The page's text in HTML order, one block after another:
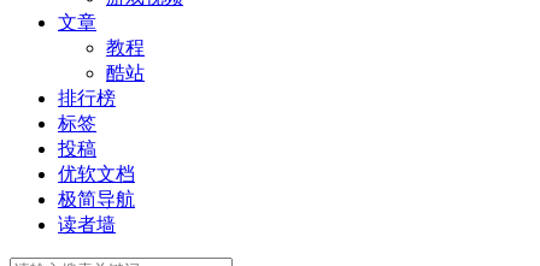
文章
教程
酷站
排行榜
标签
投稿
优软文档
极简导航
读者墙